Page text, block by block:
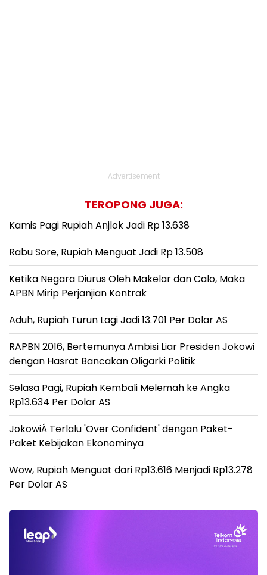
Advertisement
TEROPONG JUGA:
Kamis Pagi Rupiah Anjlok Jadi Rp 13.638
Rabu Sore, Rupiah Menguat Jadi Rp 13.508
Ketika Negara Diurus Oleh Makelar dan Calo, Maka
APBN Mirip Perjanjian Kontrak
Aduh, Rupiah Turun Lagi Jadi 13.701 Per Dolar AS
RAPBN 2016, Bertemunya Ambisi Liar Presiden Jokowi
dengan Hasrat Bancakan Oligarki Politik
Selasa Pagi, Rupiah Kembali Melemah ke Angka
Rp13.634 Per Dolar AS
JokowiÂ Terlalu 'Over Confident' dengan Paket-
Paket Kebijakan Ekonominya
Wow, Rupiah Menguat dari Rp13.616 Menjadi Rp13.278
Per Dolar AS